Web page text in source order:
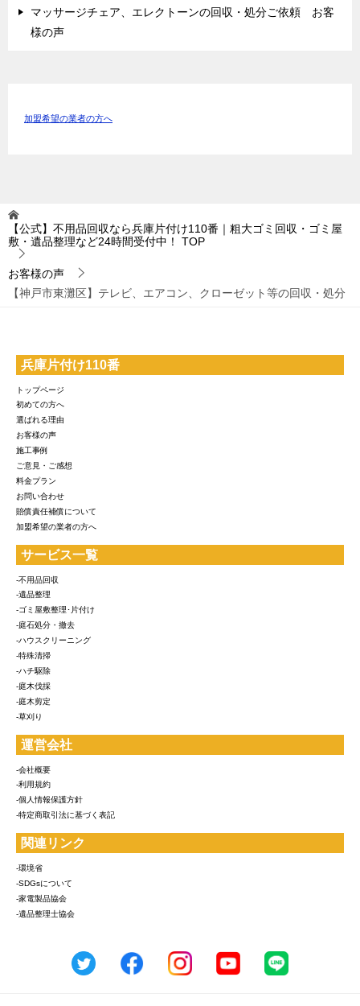
マッサージチェア、エレクトーンの回収・処分ご依頼 お客
様の声
加盟希望の業者の方へ
【公式】不用品回収なら兵庫片付け110番｜粗大ゴミ回収・ゴミ屋
敷・遺品整理など24時間受付中！
TOP
お客様の声
【神戸市東灘区】テレビ、エアコン、クローゼット等の回収・処分
兵庫片付け110番
トップページ
初めての方へ
選ばれる理由
お客様の声
施工事例
ご意見・ご感想
料金プラン
お問い合わせ
賠償責任補償について
加盟希望の業者の方へ
サービス一覧
-不用品回収
-遺品整理
-ゴミ屋敷整理･片付け
-庭石処分・撤去
-ハウスクリーニング
-特殊清掃
-ハチ駆除
-庭木伐採
-庭木剪定
-草刈り
運営会社
-会社概要
-利用規約
-個人情報保護方針
-特定商取引法に基づく表記
関連リンク
-環境省
-SDGsについて
-家電製品協会
-遺品整理士協会